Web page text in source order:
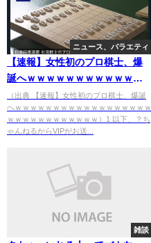
ニュース、バラエティ
【速報】女性初のプロ棋士、爆
誕へｗｗｗｗｗｗｗｗｗｗｗｗ
ｗｗｗｗｗｗｗｗｗｗｗｗｗｗ
ｗｗｗｗ
（出典 【速報】女性初のプロ棋士、爆誕
へｗｗｗｗｗｗｗｗｗｗｗｗｗｗｗｗｗｗ
ｗｗｗｗｗｗｗｗｗｗｗｗ）1 以下、？ち
ゃんねるからVIPがお送...
雑談